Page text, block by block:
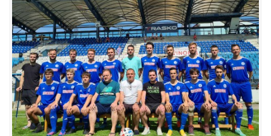
DOTACE
FKD, z.s.
Drnovice 704
68304 Drnovice
ičo 27005305